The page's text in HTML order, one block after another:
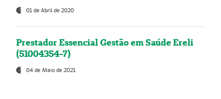
01 de Abril de 2020
Prestador Essencial Gestão em Saúde Ereli
(51004354-7)
04 de Maio de 2021